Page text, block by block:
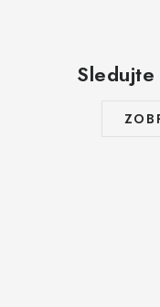
Sledujte